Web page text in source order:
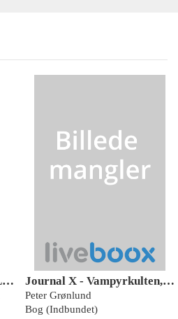
Pigen i huset, DØD, Rød Læseklub Journal X - Vampyrkulten, Rød Læseklub
Peter Grønlund
Bog (Indbundet)